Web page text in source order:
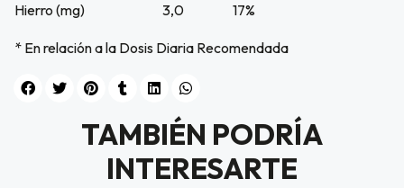
Hierro (mg) 3,0 17%
* En relación a la Dosis Diaria Recomendada
TAMBIÉN PODRÍA
INTERESARTE